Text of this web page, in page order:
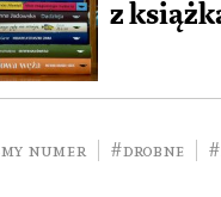
z
numer #drobne